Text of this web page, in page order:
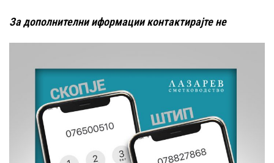
За дополнителни иформации контактирајте не